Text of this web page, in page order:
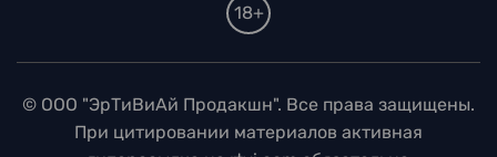
18+
© ООО "ЭрТиВиАй Продакшн". Все права защищены.
При цитировании материалов активная